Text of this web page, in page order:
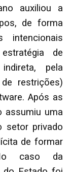
auxiliou a
de forma
de
pela
restrições)
Após as
assumiu uma
setor privado
de formar
caso da